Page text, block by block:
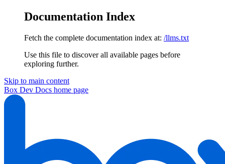
Documentation Index
Fetch the complete documentation index at: /llms.txt
Use this file to discover all available pages before
exploring further.
Skip to main content
Box Dev Docs home page